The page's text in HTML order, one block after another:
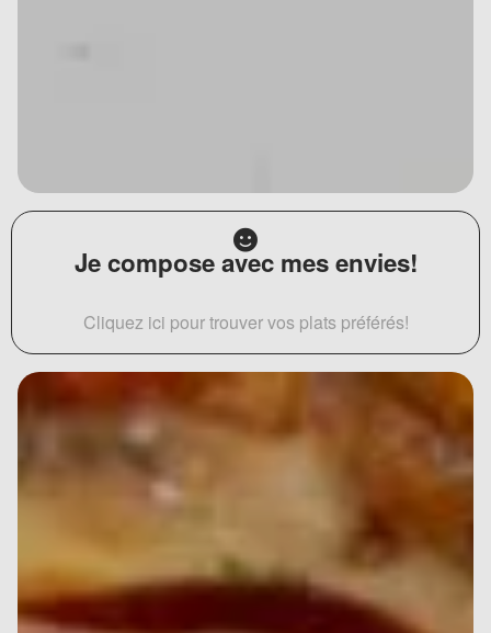
Je compose avec mes envies!
Cliquez ici pour trouver vos plats préférés!